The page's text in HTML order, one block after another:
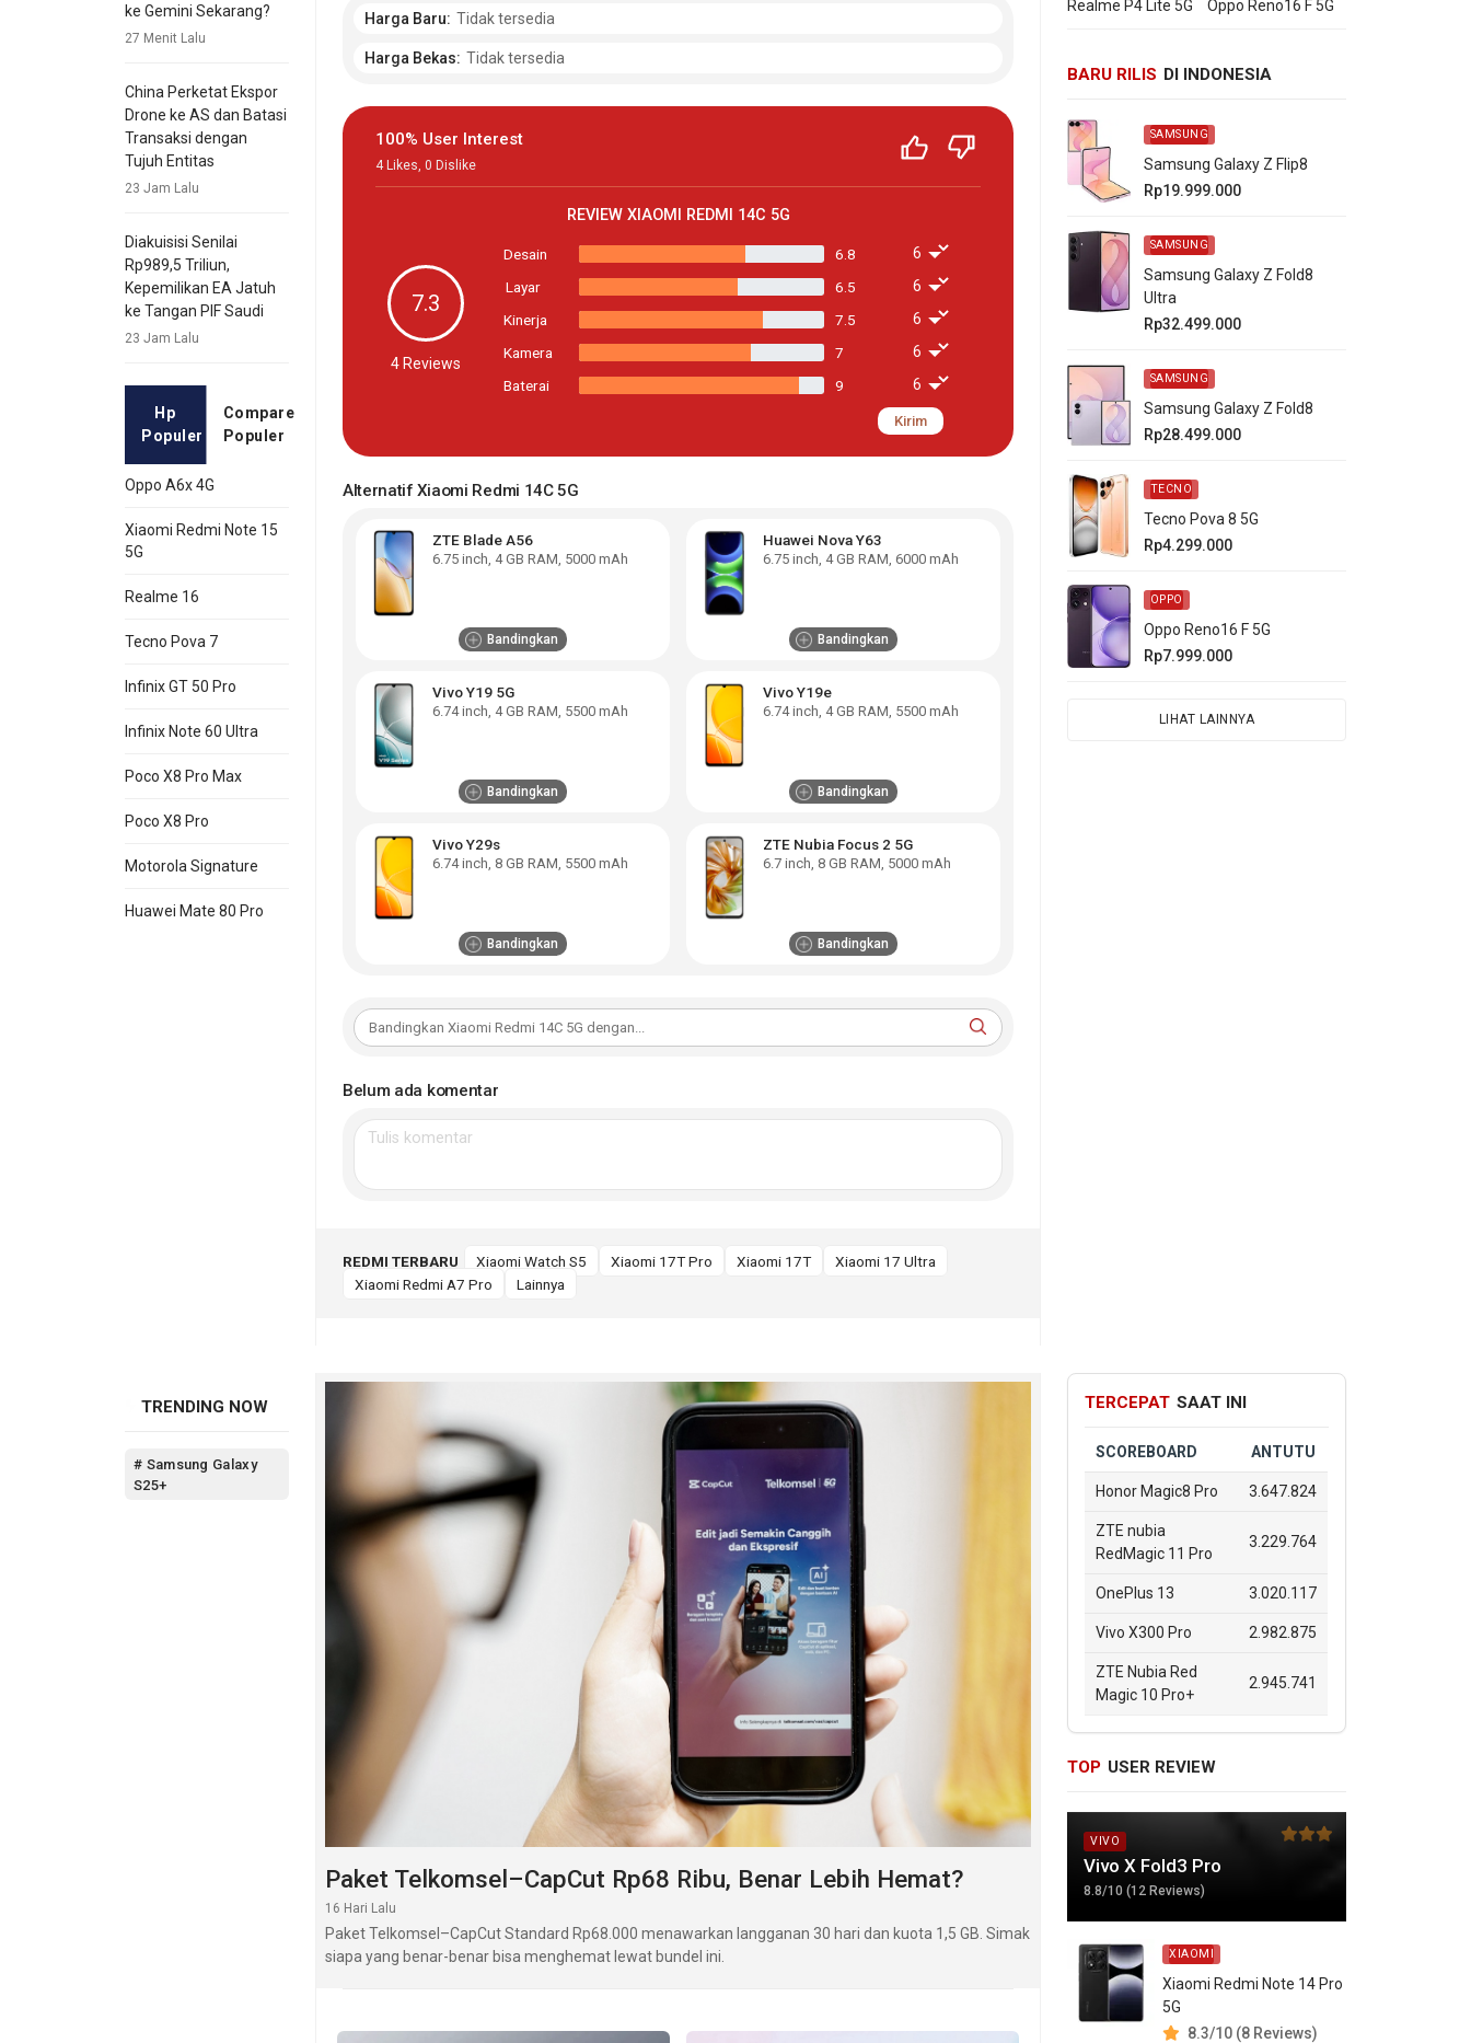
ke Gemini Sekarang?
27 Menit Lalu
China Perketat Ekspor
Drone ke AS dan Batasi
Transaksi dengan
Tujuh Entitas
23 Jam Lalu
Diakuisisi Senilai
Rp989,5 Triliun,
Kepemilikan EA Jatuh
ke Tangan PIF Saudi
23 Jam Lalu
Hp
Populer
Compare
Populer
Oppo A6x 4G
Xiaomi Redmi Note 15
5G
Realme 16
Tecno Pova 7
Infinix GT 50 Pro
Infinix Note 60 Ultra
Poco X8 Pro Max
Poco X8 Pro
Motorola Signature
Huawei Mate 80 Pro
Harga Baru: Tidak tersedia
Harga Bekas: Tidak tersedia
100% User Interest
4 Likes 0 Dislike
REVIEW XIAOMI REDMI 14C 5G
7.3
4Reviews
Desain
6.8
Layar
6.5
Kinerja
7.5
Kamera
7
Baterai
9
Kirim
Alternatif Xiaomi Redmi 14C 5G
ZTE Blade A56
6.75 inch, 4 GB RAM 5000 mAh
Bandingkan
Huawei Nova Y63
6.75 inch, 4 GB RAM ,6000 mAh
Bandingkan
Vivo Y19 5G
6.74inch, 4 GB RAM 5500 mAh
Bandingkan
Vivo Y19e
6.74inch, 4 GB RAM 5500 mAh
Bandingkan
Vivo Y29s
6.74inch, 8 GB RAM 5500 mAh
Bandingkan
ZTE Nubia Focus 2 5G
6.7 inch, 8 GB RAM 5000 mAh
Bandingkan
Belum ada komentar
REDMI TERBARU Xiaomi Watch S5 Xiaomi 17T Pro Xiaomi 17T
Xiaomi 17 Ultra
Xiaomi Redmi A7 Pro
Lainnya
Realme P4 Lite 5G Oppo Reno16 F 5G
BARU RILIS DI INDONESIA
SAMSUNG
Samsung Galaxy Z Flip8
Rp19.999.000
SAMSUNG
Samsung Galaxy Z Fold8
Ultra
Rp32.499.000
SAMSUNG
Samsung Galaxy Z Fold8
Rp28.499.000
TECNO
Tecno Pova 8 5G
Rp4.299.000
OPPO
Oppo Reno16 F 5G
Rp7.999.000
LIHAT LAINNYA
TRENDING NOW
# Samsung Galaxy
S25+
Paket Telkomsel–CapCut Rp68 Ribu, Benar Lebih Hemat?
16 Hari Lalu
Paket Telkomsel–CapCut Standard Rp68.000 menawarkan langganan 30 hari dan kuota 1,5 GB. Simak
siapa yang benar-benar bisa menghemat lewat bundel ini.
TERCEPAT SAAT INI
SCOREBOARD ANTUTU
Honor Magic8 Pro 3.647.824
ZTE nubia
RedMagic 11 Pro
3.229.764
OnePlus 13 3.020.117
Vivo X300 Pro 2.982.875
ZTE Nubia Red
Magic 10 Pro+
2.945.741
TOP USER REVIEW
VIVO
Vivo X Fold3 Pro
8.8/10 (12 Reviews)
XIAOMI
Xiaomi Redmi Note 14 Pro
5G
8.3/10 (8 Reviews)